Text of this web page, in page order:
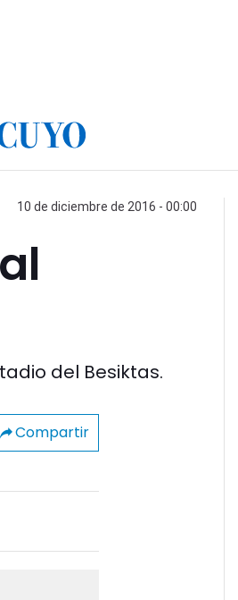
10 de diciembre de 2016 - 00:00
del Besiktas.
Compartir